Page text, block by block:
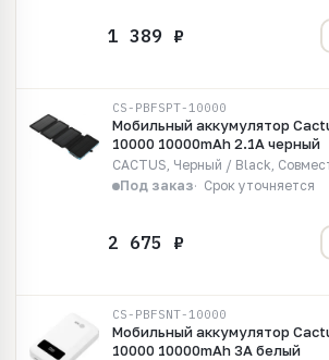
CS-PBFSPT-10000
Мобильный аккумулятор
10000 10000mAh 2.1A черный
CACTUS, Черный / Black,
Под заказ
Срок уточняется
CS-PBFSNT-10000
Мобильный аккумулятор
10000 10000mAh 3A белый